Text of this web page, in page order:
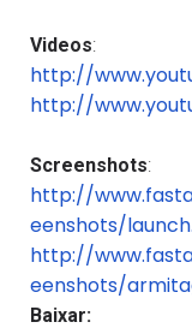
Videos:
http://
http://
Screenshots:
http://
eenshots/
http://
eenshots/
Baixar: